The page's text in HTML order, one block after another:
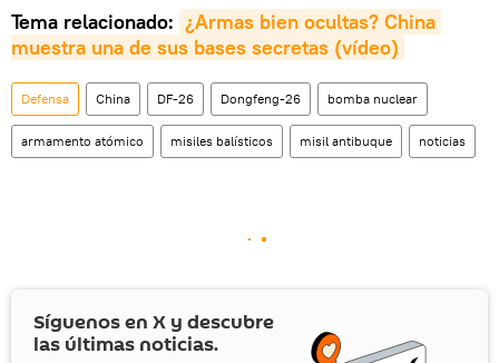
Tema relacionado: ¿Armas bien ocultas? China
muestra una de sus bases secretas (vídeo)
Defensa China DF-26 Dongfeng-26 bomba nuclear
armamento atómico misiles balísticos misil antibuque noticias
Síguenos en X y descubre
las últimas noticias.